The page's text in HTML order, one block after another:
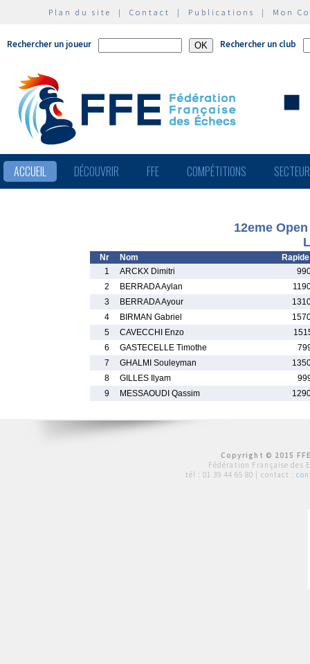
Plan du site | Contact | Publications | Mon
Rechercher un joueur Rechercher un club
ACCUEIL DÉCOUVRIR FFE COMPÉTITIONS
12eme
Nr Nom
Rapide
1
ARCKX Dimitri
2
BERRADA Aylan
3
BERRADA Ayour
4
BIRMAN Gabriel
5
CAVECCHI Enzo
6
GASTECELLE Timothe
7
GHALMI Souleyman
8
GILLES Ilyam
9
MESSAOUDI Qassim
Copyright © 2015
Fédération Française des
tél : 01 39 44 65 80 | contact :